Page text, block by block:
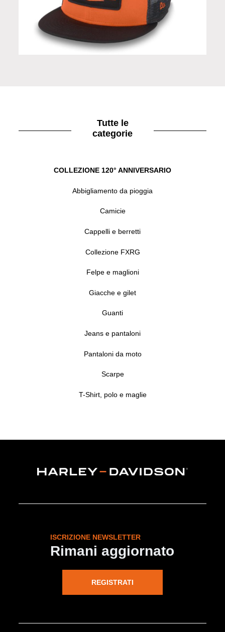
Cappellino con rete in Limited Edition
Tutte le
categorie
COLLEZIONE 120° ANNIVERSARIO
Abbigliamento da pioggia
Camicie
Cappelli e berretti
Collezione FXRG
Felpe e maglioni
Giacche e gilet
Guanti
Jeans e pantaloni
Pantaloni da moto
Scarpe
T-Shirt, polo e maglie
ISCRIZIONE NEWSLETTER
Rimani aggiornato
REGISTRATI